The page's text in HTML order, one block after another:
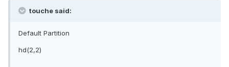
touche said:
Default Partition
hd(2,2)